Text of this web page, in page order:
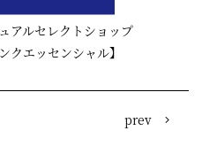
アルセレクトショップ
クエッセンシャル】
prev